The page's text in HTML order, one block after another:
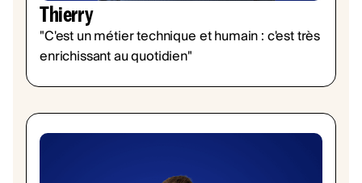
Thierry
"C'est un métier technique et humain : c'est très
enrichissant au quotidien"